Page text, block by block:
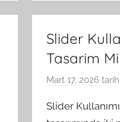
Slider
Tasarim Mi
Mart 17, 2026
Slider